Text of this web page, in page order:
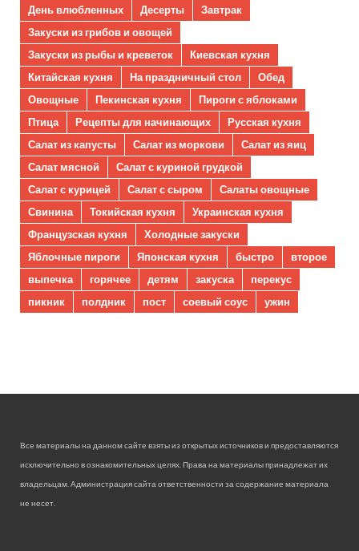
День влюбленных
Десерты
Завтрак
Закуски из грибов и овощей
Закуски из рыбы и креветок
Киевская кухня
Китайская кухня
На праздничный стол
Обед
Овощные
Пекинская кухня
Пироги с яблоками
Птица
Рецепты для начинающих
Русская кухня
Салат из капусты
Салат из моркови
Салат из яиц
Салат мясной
Салат с куриной грудкой
Салат с курицей
Салат с сыром
Салаты овощные
Свинина
Токийская кухня
Украинская кухня
Французская кухня
Холодные закуски
Яблочные пироги
Японская кухня быстро
второе
выпечка
горячее детям закуска
перекус
пикник
полдник пост соевый соус ужин
Все материалы на данном сайте взяты из открытых источников и предоставляются
исключительно в ознакомительных целях. Права на материалы принадлежат их
владельцам. Администрация сайта ответственности за содержание материала
не несет.